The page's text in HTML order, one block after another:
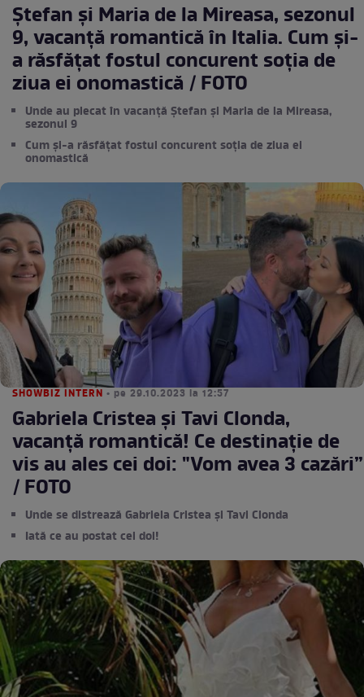
Ștefan și Maria de la Mireasa, sezonul
9, vacanță romantică în Italia. Cum și-
a răsfățat fostul concurent soția de
ziua ei onomastică / FOTO
Unde au plecat în vacanță Ștefan și Maria de la Mireasa,
sezonul 9
Cum și-a răsfățat fostul concurent soția de ziua ei
onomastică
SHOWBIZ INTERN • pe 29.10.2023 la 12:57
Gabriela Cristea și Tavi Clonda,
vacanță romantică! Ce destinație de
vis au ales cei doi: "Vom avea 3 cazări”
/ FOTO
Unde se distrează Gabriela Cristea și Tavi Clonda
Iată ce au postat cei doi!